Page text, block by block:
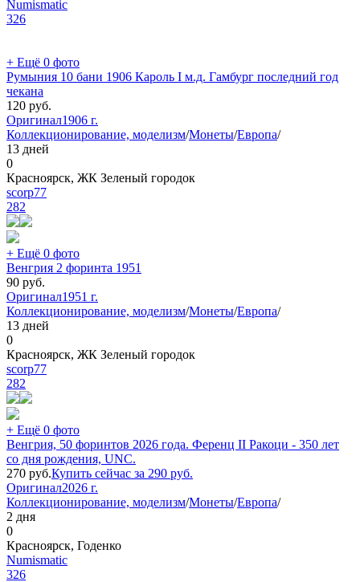
Numismatic
326
+ Ещё 0 фото
Румыния 10 бани 1906 Кароль I м.д. Гамбург последний год
чекана
120 руб.
Оригинал1906 г.
Коллекционирование, моделизм/Монеты/Европа/
13 дней
0
Красноярск, ЖК Зеленый городок
scorp77
282
+ Ещё 0 фото
Венгрия 2 форинта 1951
90 руб.
Оригинал1951 г.
Коллекционирование, моделизм/Монеты/Европа/
13 дней
0
Красноярск, ЖК Зеленый городок
scorp77
282
+ Ещё 0 фото
Венгрия, 50 форинтов 2026 года. Ференц II Ракоци - 350 лет
со дня рождения, UNC.
270 руб.Купить сейчас за 290 руб.
Оригинал2026 г.
Коллекционирование, моделизм/Монеты/Европа/
2 дня
0
Красноярск, Годенко
Numismatic
326